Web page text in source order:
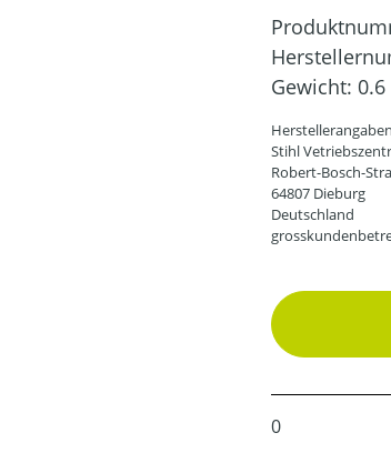
Gewicht: 0.6
Stihl
Robert-Bosch-
64807 Dieburg
Deutschland
0